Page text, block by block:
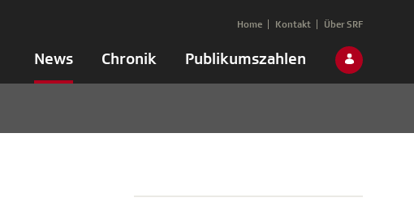
News Chronik Publikumszahlen
Home Kontakt Über SRF